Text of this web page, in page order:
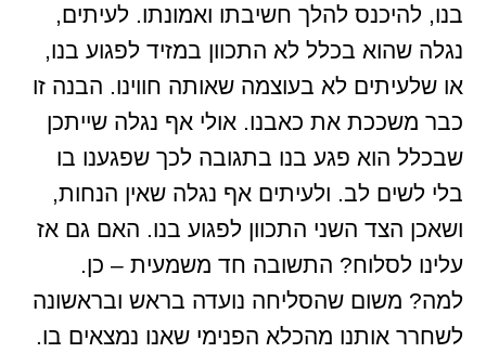
בנו, להיכנס להלך חשיבתו ואמונתו. לעיתים,
נגלה שהוא בכלל לא התכוון במזיד לפגוע בנו,
או שלעיתים לא בעוצמה שאותה חווינו. הבנה זו
כבר משככת את כאבנו. אולי אף נגלה שייתכן
שבכלל הוא פגע בנו בתגובה לכך שפגענו בו
בלי לשים לב. ולעיתים אף נגלה שאין הנחות,
ושאכן הצד השני התכוון לפגוע בנו. האם גם אז
עלינו לסלוח? התשובה חד משמעית – כן.
למה? משום שהסליחה נועדה בראש ובראשונה
לשחרר אותנו מהכלא הפנימי שאנו נמצאים בו.